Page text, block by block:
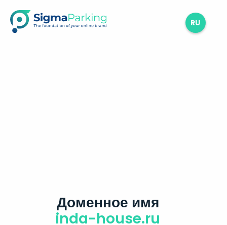
RU
Доменное имя
inda-house.ru